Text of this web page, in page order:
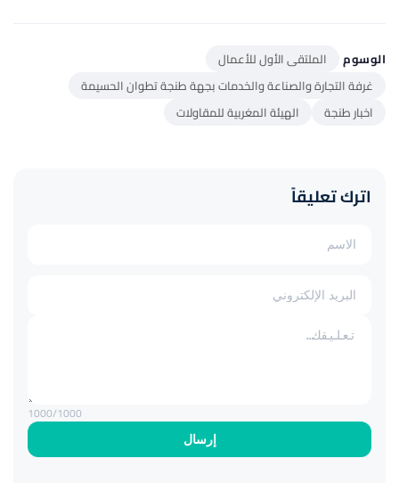
الوسوم
الملتقى الأول للأعمال
غرفة التجارة والصناعة والخدمات بجهة طنجة تطوان الحسيمة
اخبار طنجة
الهيئة المغربية للمقاولات
اترك تعليقاً
إرسال
1000/1000